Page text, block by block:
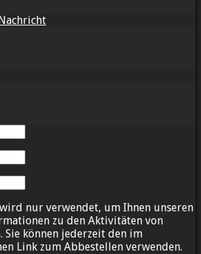
nur verwendet, um Ihnen unseren
zu den Aktivitäten von
Sie können jederzeit den im
Link zum Abbestellen verwenden.